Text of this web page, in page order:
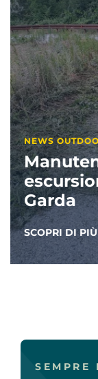
NEWS
Ledro
SCOPRI DI
SEMPRE